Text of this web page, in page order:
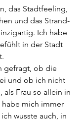
das Stadtfeeling,
und das Strand-
Ich habe
in der Stadt
gefragt, ob die
und ob ich nicht
Frau so allein in
habe mich immer
wusste auch, in